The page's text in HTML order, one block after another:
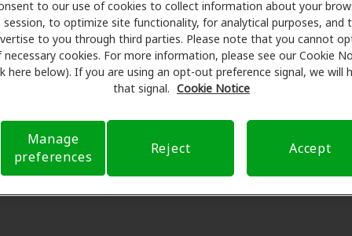
el trabajo increíble de nuestros socios audiólogos y
audiólogos internos. Conozca a Thomas J. Tedeschi,
de Audiología y Carrie Meyer, audióloga, nuestra
Juntos suman más de 70 años de experiencia. Nos
para aprender más sobre su pasión por la atención
to our use of cookies to collect information about your
session, to optimize site functionality, for analytical purposes, and
to you through third parties. Please note that you cannot
necessary cookies. For more information, please see our Cookie
here below). If you are using an opt-out preference signal, we will
that signal. Cookie Notice
Manage
preferences
Reject Accept